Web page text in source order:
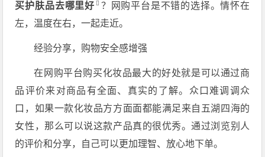
买护肤品去哪里好
？网购平台是不错的选择。情怀在
左，温度在右，一起走近。
经验分享，购物安全感增强
在网购平台购买化妆品最大的好处就是可以通过商
品评价来对商品有全面、真实的了解。众口难调调众
口，如果一款化妆品方方面面都能满足来自五湖四海的
女性，那么可以说这款产品真的很优秀。通过浏览别人
的评价和分享，自己可以更加理智、放心地下单。